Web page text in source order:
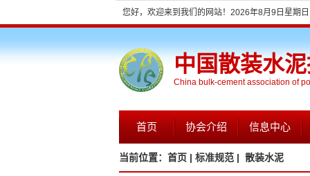
您好，欢迎来到我们的网站！ 2026年8月9日星期
中国散装水
China bulk-cement association of
首页 协会介绍 信息中心
当前位置： 首页 | 标准规范 | 散装水泥